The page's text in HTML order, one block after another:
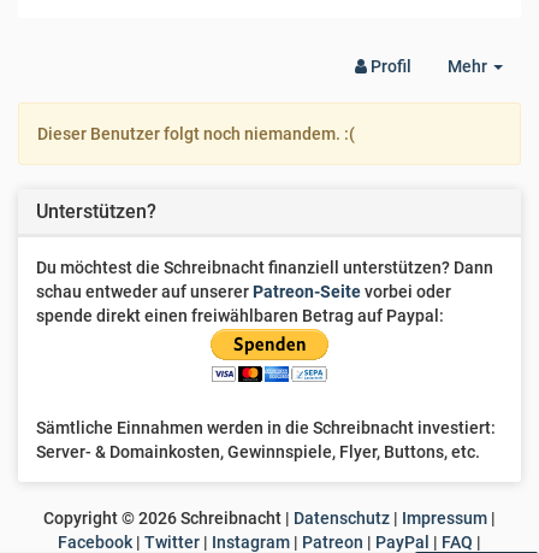
Mehr
Profil
Dieser Benutzer folgt noch niemandem. :(
Unterstützen?
Du möchtest die Schreibnacht finanziell unterstützen? Dann
schau entweder auf unsererPatreon-Seitevorbei oder
spende direkt einen freiwählbaren Betrag auf Paypal:
Sämtliche Einnahmen werden in die Schreibnacht investiert:
Server- & Domainkosten, Gewinnspiele, Flyer, Buttons, etc.
Copyright ©2026Schreibnacht | Datenschutz | Impressum |
Facebook | Twitter | Instagram | Patreon | PayPal | FAQ |